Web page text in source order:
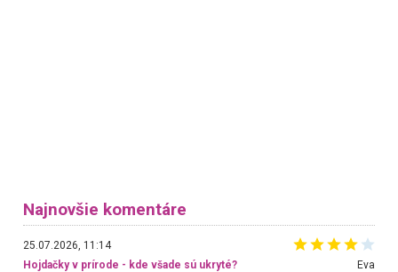
Najnovšie komentáre
25.07.2026, 11:14
Hojdačky v prírode - kde všade sú ukryté?
Eva